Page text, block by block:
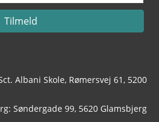
Albani Skole, Rømersvej 61, 5200
Søndergade 99, 5620 Glamsbjerg
Tilmeld